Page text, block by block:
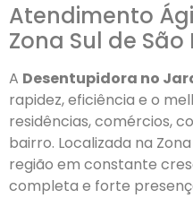
Atendimento
Zona Sul de São
A Desentupidora no
rapidez, eficiência e o
residências, comércios,
bairro. Localizada na
região em constante
completa e forte